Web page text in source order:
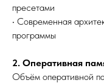
пресетами
• Современная
программы
2. Оперативная
Объём оперативной